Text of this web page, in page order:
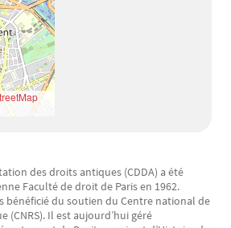
des droits antiques (CDDA) a été
Faculté de droit de Paris en 1962.
bénéficié du soutien du Centre national de
(CNRS). Il est aujourd’hui géré